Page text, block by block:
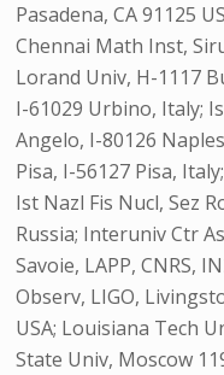
Pasadena, CA 91125
Chennai Math Inst,
Lorand Univ, H-1117
I-61029 Urbino, Italy;
Angelo, I-80126
Pisa, I-56127 Pisa,
Ist Nazl Fis Nucl, Sez
Russia; Interuniv Ctr
Savoie, LAPP, CNRS,
Observ, LIGO,
USA; Louisiana Tech
State Univ, Moscow